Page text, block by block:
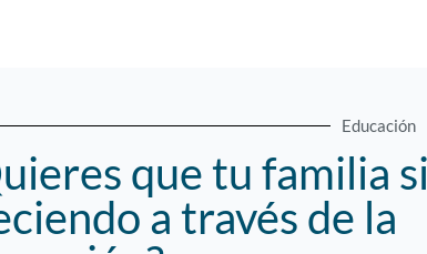
Educación
que tu familia
a través de la